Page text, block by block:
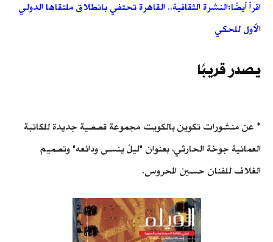
اقرأ أيضًا:النشرة الثقافية.. القاهرة تحتفي بانطلاق ملتقاها الدولي
الأول للحكي
يصدر قريبًا
* عن منشورات تكوين بالكويت مجموعة قصصية جديدة للكاتبة
العمانية جوخة الحارثي، بعنوان "ليلٌ ينسى ودائعه" وتصميم
الغلاف للفنان حسين المحروس.